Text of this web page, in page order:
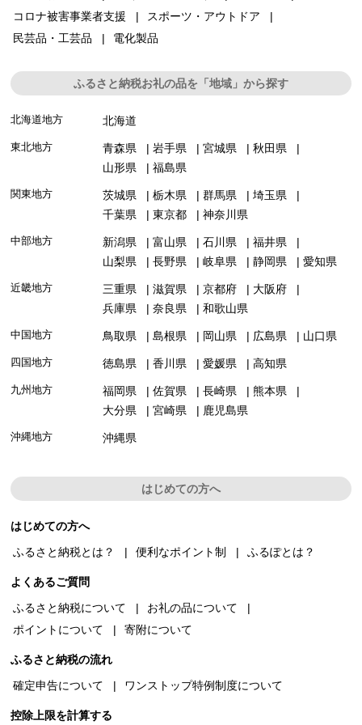
コロナ被害事業者支援
スポーツ・アウトドア
民芸品・工芸品
電化製品
ふるさと納税お礼の品を「地域」から探す
北海道地方 北海道
東北地方 青森県 岩手県 宮城県
秋田県
山形県
福島県
関東地方 茨城県 栃木県 群馬県
埼玉県
千葉県
東京都 神奈川県
中部地方 新潟県 富山県 石川県
福井県
山梨県
長野県 岐阜県 静岡県 愛知県
近畿地方 三重県 滋賀県 京都府
大阪府
兵庫県
奈良県 和歌山県
中国地方 鳥取県 島根県 岡山県 広島県 山口県
四国地方 徳島県 香川県 愛媛県 高知県
九州地方 福岡県 佐賀県 長崎県
熊本県
大分県
宮崎県 鹿児島県
沖縄地方 沖縄県
はじめての方へ
はじめての方へ
ふるさと納税とは？
便利なポイント制 ふるぽとは？
よくあるご質問
ふるさと納税について
お礼の品について
ポイントについて
寄附について
ふるさと納税の流れ
確定申告について
ワンストップ特例制度について
控除上限を計算する